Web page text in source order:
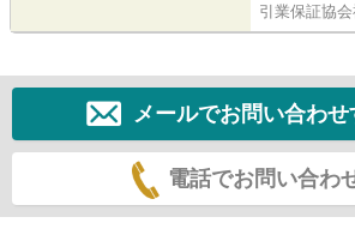
引業保証協
メールでお問い合わせ
電話でお問い合わ